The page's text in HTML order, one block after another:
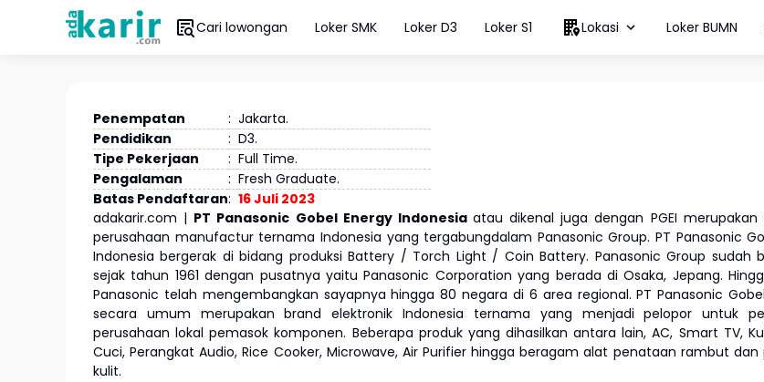
Cari lowongan Loker SMK Loker D3 Loker S1 Lokasi Loker BUMN
Penempatan : Jakarta.
Pendidikan
: D3.
Tipe Pekerjaan
: Full Time.
Pengalaman
: Fresh Graduate.
Batas Pendaftaran: 16 Juli 2023
adakarir.com | PT Panasonic Gobel Energy Indonesiaatau dikenal juga dengan PGEI merupakan
perusahaan manufactur ternama Indonesia yang tergabungdalam Panasonic Group. PT Panasonic
Indonesia bergerak di bidang produksi Battery / Torch Light / Coin Battery. Panasonic Group sudah
sejak tahun 1961 dengan pusatnya yaitu Panasonic Corporation yang berada di Osaka, Jepang.
Panasonic telah mengembangkan sayapnya hingga 80 negara di 6 area regional. PT Panasonic
secara umum merupakan brand elektronik Indonesia ternama yang menjadi pelopor untuk
perusahaan lokal pemasok komponen. Beberapa produk yang dihasilkan antara lain, AC, Smart TV,
Cuci, Perangkat Audio, Rice Cooker, Microwave, Air Purifier hingga beragam alat penataan rambut
kulit.